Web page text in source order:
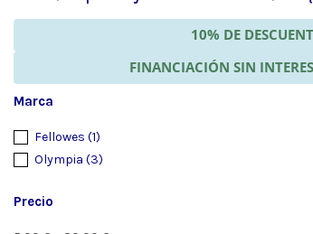
10% DE
FINANCIACIÓN SIN
Marca
Fellowes (1)
Olympia (3)
Precio